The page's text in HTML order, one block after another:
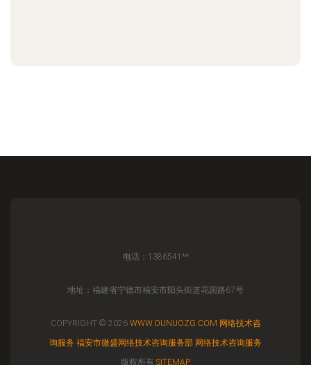
电话：1386541**
地址：福建省宁德市福安市阳头街道花园路67号
COPYRIGHT © 2026 WWW.OUNUOZG.COM 网络技术咨
询服务 福安市微盛网络技术咨询服务部 网络技术咨询服务
版权所有 SITEMAP